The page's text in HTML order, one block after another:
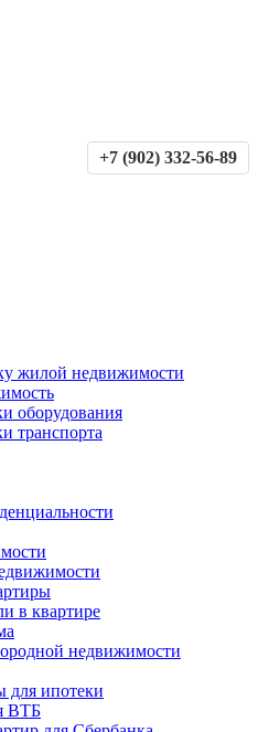
+7 (902) 332-56-89
жилой недвижимости
оборудования
транспорта
в квартире
недвижимости
для ипотеки
ВТБ